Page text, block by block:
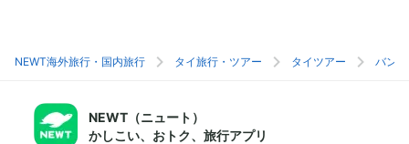
NEWT海外旅行・国内旅行 タイ旅行・ツアー タイツアー バン
NEWT（ニュート）
かしこい、おトク、旅行アプリ